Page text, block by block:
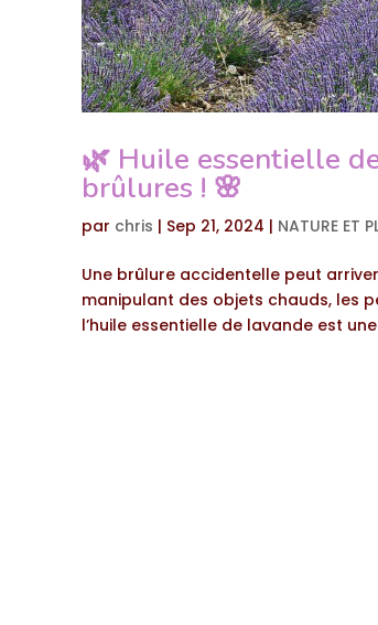
🌿 Huile essentielle
brûlures ! 🌸
par chris | Sep 21, 2024 | NATURE ET
Une brûlure accidentelle peut
manipulant des objets chauds, les
l’huile essentielle de lavande est